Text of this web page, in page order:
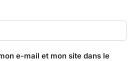
e-mail et mon site dans le